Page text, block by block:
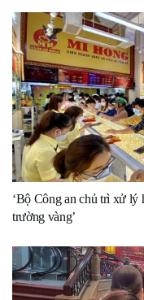
‘Bộ Công an chủ trì xử lý
trường vàng’